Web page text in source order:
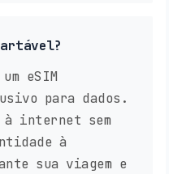
eSIM
para dados.
à internet sem
à
sua viagem e